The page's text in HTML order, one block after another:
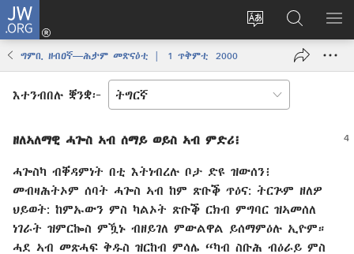
JW.ORG
ቋንቋ
እቶ
(opens
ኣብ
JW.ORG
ድለ
ግምቢ ዘብዐኛ—ሕታም መጽናዕቲ | 1 ጥቅምቲ 2000
እተንብበሉ ቛንቋ፦
ዘለኣለማዊ ሓጐስ ኣብ ሰማይ ወይስ ኣብ ምድሪ፧
ሓጐስካ ብቐዳምነት በቲ እትነብረሉ ቦታ ድዩ ዝውሰን፧
መብዛሕትኦም ሰባት ሓጐስ ኣብ ከም ጽቡቕ ጥዕና: ትርጕም ዘለዎ
ህይወት: ከምኡውን ምስ ካልኦት ጽቡቕ ርክብ ምግባር ዝኣመሰለ
ነገራት ዝምርኰስ ምዃኑ ብዘይ​ገለ ምውልዋል ይሰማምዕሉ ኢዮም።
ሓደ ኣብ መጽሓፍ ቅዱስ ዝርከብ ምሳሌ “ካብ ስቡሕ ብዕራይ ምስ